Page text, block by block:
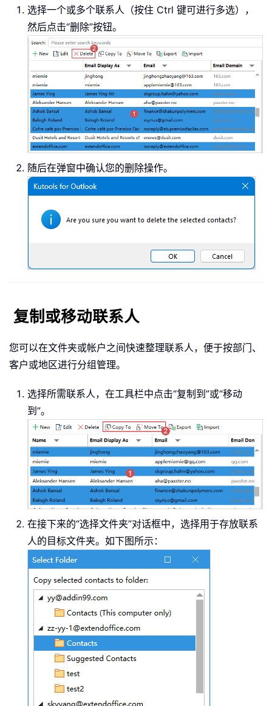
选择一个或多个联系人（按住 Ctrl 键可进行多选），
然后点击“删除”按钮。
随后在弹窗中确认您的删除操作。
复制或移动联系人
您可以在文件夹或帐户之间快速整理联系人，便于按部门、
客户或地区进行分组管理。
选择所需联系人，在工具栏中点击“复制到”或“移动
到”。
在接下来的“选择文件夹”对话框中，选择用于存放联系
人的目标文件夹。如下图所示：